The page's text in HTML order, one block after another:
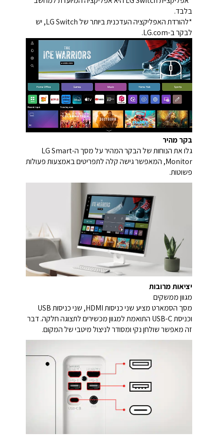
בלבד.
*להורדת האפליקציה העדכנית ביותר של LG Switch, יש
לבקר ב-‎‏LG.com.
בקר מהיר
גלו את הנוחות של הבקר המהיר על מסך ה-LG Smart
Monitor, המאפשר גישה קלה לתפריטים באמצעות פעולות
פשוטות.
יציאות מרובות
מגוון ממשקים
מסך הסמארט מציע שני כניסות HDMI, שני כניסות USB
וכניסת USB-C התואמת למגוון מכשירים לתצוגה חלקה. דבר
זה מאפשר שולחן נקי ומסודר לניצול מיטבי של המקום.